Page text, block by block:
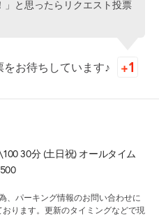
」と思ったらリクエスト投票
をお待ちしています♪
30分 (土日祝) オールタイム
、パーキング情報のお問い合わせに
ります。更新のタイミングなどで現